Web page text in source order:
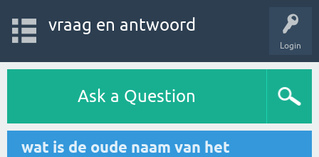
Login
vraag en antwoord
Ask a Question
wat is de oude naam van het